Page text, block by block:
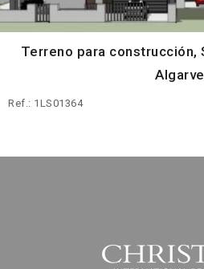
Terreno para construcción,
Algarve
Ref.: 1LS01364